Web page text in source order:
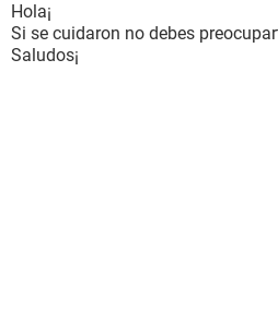
Hola¡
Si se cuidaron no debes
Saludos¡